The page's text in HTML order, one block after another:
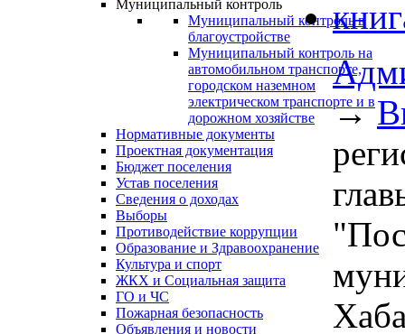
Муниципальный контроль
Муниципальный контроль в
благоустройстве
Муниципальный контроль на
автомобильном транспорте,
городском наземном
электрическом транспорте и в
дорожном хозяйстве
Нормативные документы
Проектная документация
Бюджет поселения
Устав поселения
Сведения о доходах
Выборы
Противодействие коррупции
Образование и Здравоохранение
Культура и спорт
ЖКХ и Социальная защита
ГО и ЧС
Пожарная безопасность
Объявления и новости
→